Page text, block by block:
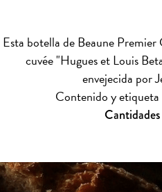
Esta botella de Beaune Premier
cuvée "Hugues et Louis
envejecida por
Contenido y